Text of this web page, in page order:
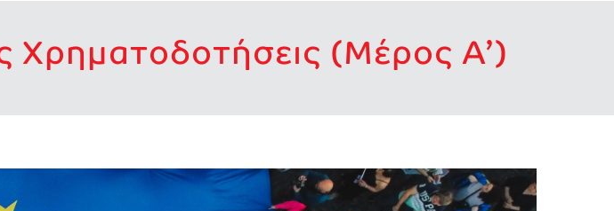
Χρηματοδοτήσεις (Μέρος Α’)